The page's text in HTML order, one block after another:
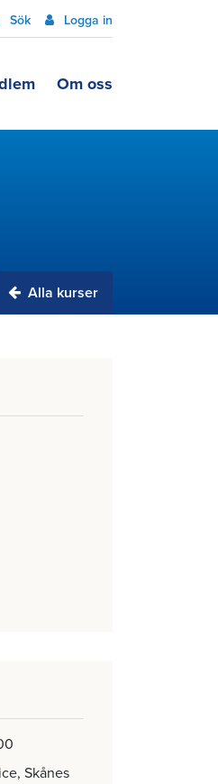
Sök Logga in
Om oss
Alla kurser
Skånes